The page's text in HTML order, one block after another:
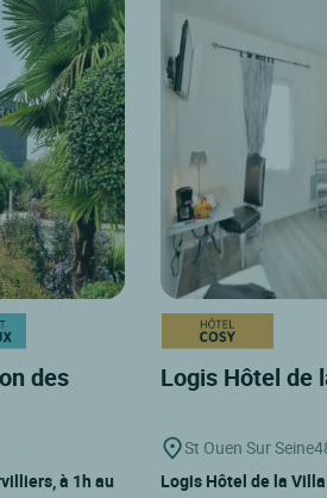
des
à 1h au
Logis Hôtel de
St Ouen Sur Seine
Logis Hôtel de la